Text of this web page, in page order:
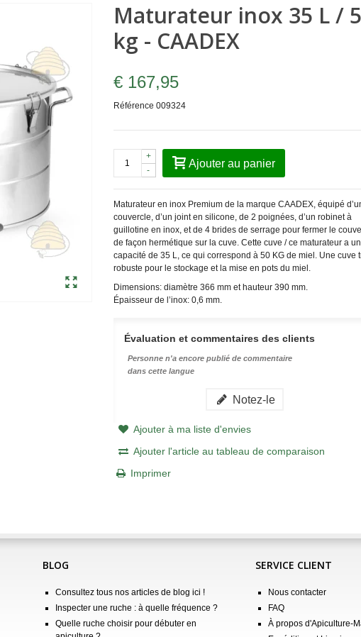
Maturateur inox 35 L /
kg - CAADEX
€ 167,95
Référence 009324
-
+
Ajouter au panier
Maturateur en inox Premium de la marque CAADEX, équipé
couvercle, d’un joint en silicone, de 2 poignées, d’un robinet à
guillotine en inox, et de 4 brides de serrage pour fermer le
de façon hermétique sur la cuve. Cette cuve / ce maturateur a
capacité de 35 L, ce qui correspond à 50 KG de miel. Une cuve
robuste pour le stockage et la mise en pots du miel.
Dimensions: diamètre 366 mm et hauteur 390 mm.
Épaisseur de l’inox: 0,6 mm.
Évaluation et commentaires des clients
Personne n'a encore publié de commentaire
dans cette langue
Notez-le
Ajouter à ma liste d'envies
Ajouter l'article au tableau de comparaison
Imprimer
BLOG
Consultez tous nos articles de blog ici !
Inspecter une ruche : à quelle fréquence ?
Quelle ruche choisir pour débuter en
SERVICE CLIENT
Nous contacter
FAQ
À propos d'Apiculture-